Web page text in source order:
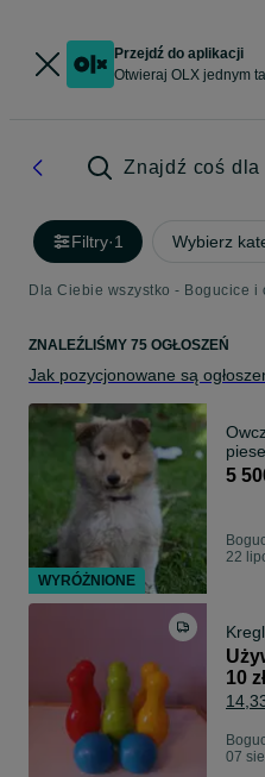
Przejdź do aplikacji
Otwieraj OLX jednym
Znajdź coś dla
Filtry·1 Wybierz
Dla Ciebie wszystko - Bogucice i
ZNALEŹLIŚMY 75 OGŁOSZEŃ
Jak pozycjonowane są
5
22
10 zł
07
WYRÓŻNIONE